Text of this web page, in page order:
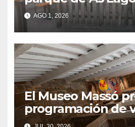
quejas vecinales
durante el
AGO 1, 2026
El Museo Massó
programación de